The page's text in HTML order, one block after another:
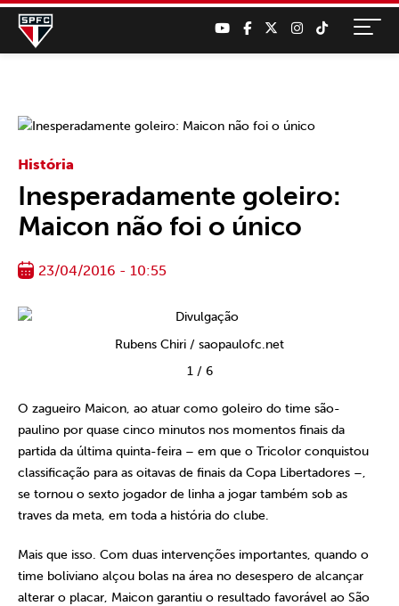
História
Inesperadamente goleiro:
Maicon não foi o único
23/04/2016 - 10:55
Rubens Chiri / saopaulofc.net
1/ 6
O zagueiro Maicon, ao atuar como goleiro do time são-
paulino por quase cinco minutos nos momentos finais da
partida da última quinta-feira – em que o Tricolor conquistou
classificação para as oitavas de finais da Copa Libertadores –,
se tornou o sexto jogador de linha a jogar também sob as
traves da meta, em toda a história do clube.
Mais que isso. Com duas intervenções importantes, quando o
time boliviano alçou bolas na área no desespero de alcançar
alterar o placar, Maicon garantiu o resultado favorável ao São